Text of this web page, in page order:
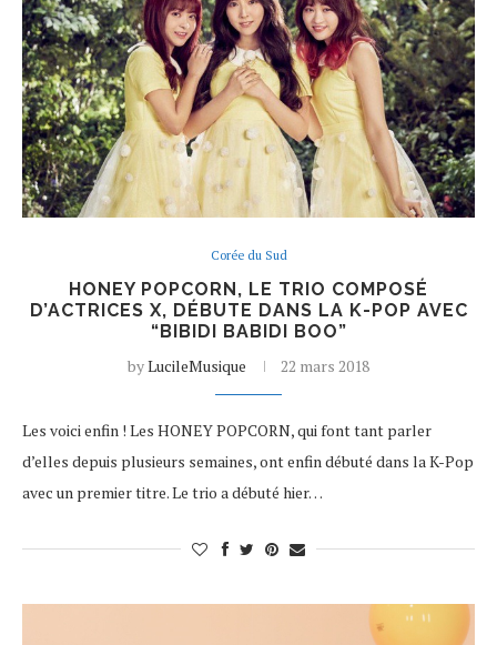
Corée du Sud
HONEY POPCORN, LE TRIO COMPOSÉ
D’ACTRICES X, DÉBUTE DANS LA K-POP AVEC
“BIBIDI BABIDI BOO”
byLucileMusique 22 mars 2018
Les voici enfin ! Les HONEY POPCORN, qui font tant parler
d’elles depuis plusieurs semaines, ont enfin débuté dans la K-Pop
avec un premier titre. Le trio a débuté hier…